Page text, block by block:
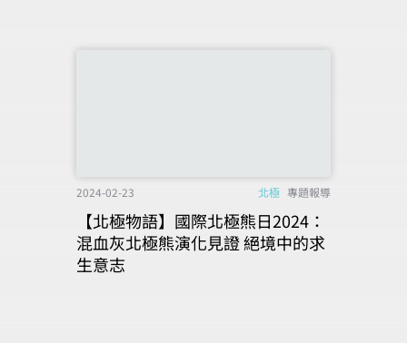
2024-02-23 北極 專題報導
【北極物語】國際北極熊日2024：
混血灰北極熊演化見證 絕境中的求
生意志